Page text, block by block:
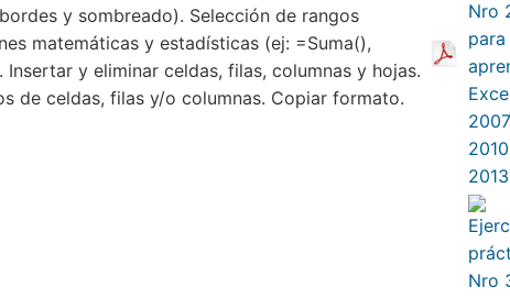
y sombreado). Selección de rangos
matemáticas y estadísticas (ej: =Suma(),
y eliminar celdas, filas, columnas y hojas.
de celdas, filas y/o columnas. Copiar formato.